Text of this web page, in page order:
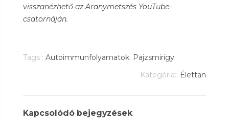
visszanézhető az Aranymetszés YouTube-
csatornáján.
Tags : Autoimmunfolyamatok, Pajzsmirigy
Kategória:: Élettan
Kapcsolódó bejegyzések